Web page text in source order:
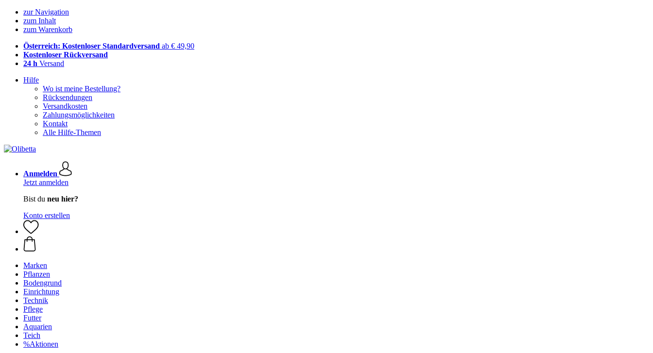
zur Navigation
zum Inhalt
zum Warenkorb
Österreich: Kostenloser Standardversand ab € 49,90
Kostenloser Rückversand
24 h Versand
Hilfe
Wo ist meine Bestellung?
Rücksendungen
Versandkosten
Zahlungsmöglichkeiten
Kontakt
Alle Hilfe-Themen
Anmelden
Jetzt anmelden
Bist du neu hier?
Konto erstellen
Marken
Pflanzen
Bodengrund
Einrichtung
Technik
Pflege
Futter
Aquarien
Teich
%Aktionen